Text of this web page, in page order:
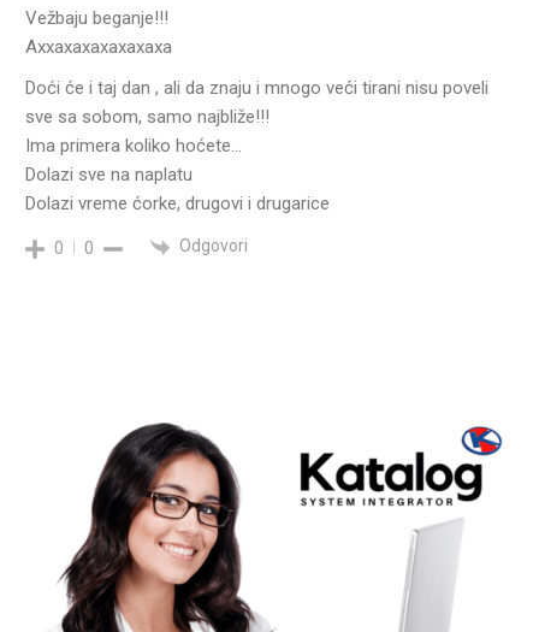
Vežbaju beganje!!!
Axxaxaxaxaxaxaxa
Doći će i taj dan , ali da znaju i mnogo veći tirani nisu poveli
sve sa sobom, samo najbliže!!!
Ima primera koliko hoćete…
Dolazi sve na naplatu
Dolazi vreme ćorke, drugovi i drugarice
0 0 Odgovori